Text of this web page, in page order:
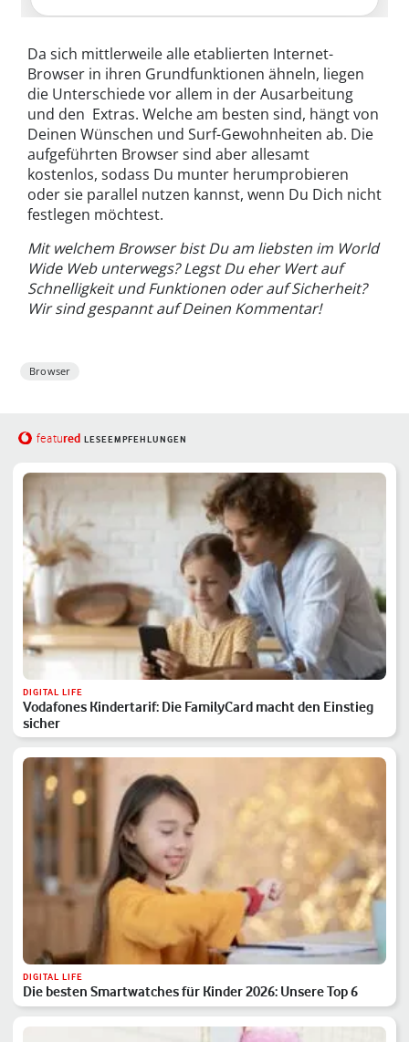
Da sich mittlerweile alle etablierten Internet-
Browser in ihren Grundfunktionen ähneln, liegen
die Unterschiede vor allem in der Ausarbeitung
und den Extras. Welche am besten sind, hängt von
Deinen Wünschen und Surf-Gewohnheiten ab. Die
aufgeführten Browser sind aber allesamt
kostenlos, sodass Du munter herumprobieren
oder sie parallel nutzen kannst, wenn Du Dich nicht
festlegen möchtest.
Mit welchem Browser bist Du am liebsten im World
Wide Web unterwegs? Legst Du eher Wert auf
Schnelligkeit und Funktionen oder auf Sicherheit?
Wir sind gespannt auf Deinen Kommentar!
Browser
featured LESEEMPFEHLUNGEN
DIGITAL LIFE
Vodafones Kindertarif: Die FamilyCard macht den Einstieg
sicher
DIGITAL LIFE
Die besten Smartwatches für Kinder 2026: Unsere Top 6